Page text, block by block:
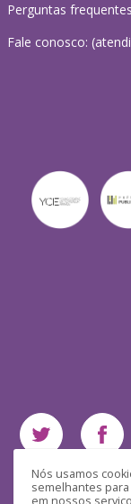
Nós usamos
semelhantes
em nossos
Perguntas frequentes
Fale conosco: